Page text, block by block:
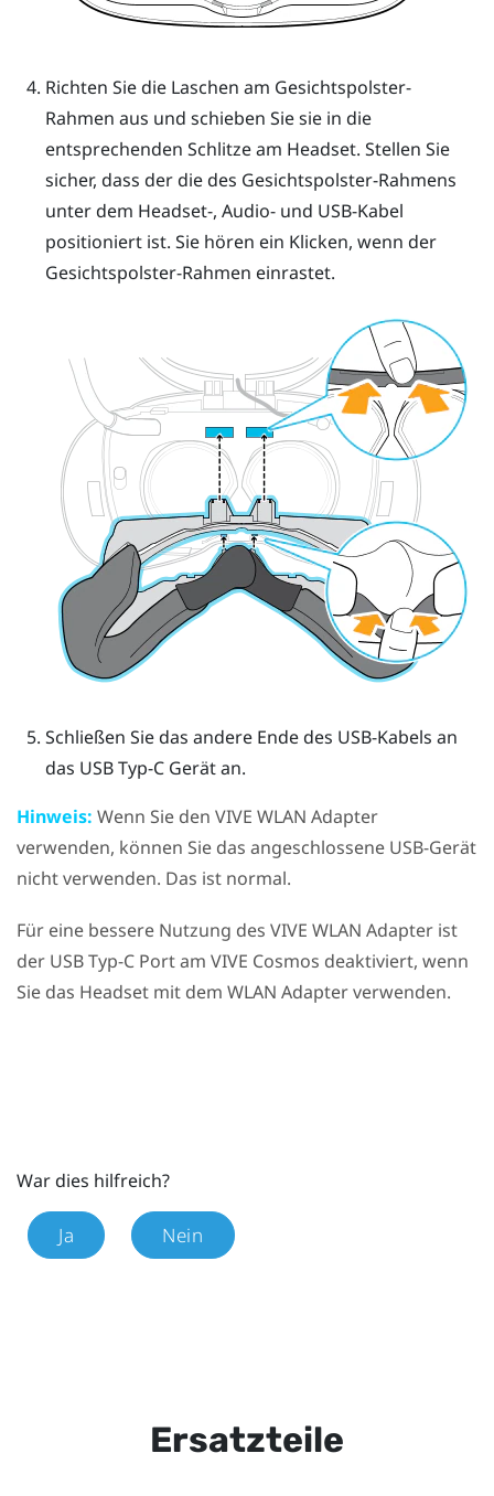
Richten Sie die Laschen am Gesichtspolster-
Rahmen aus und schieben Sie sie in die
entsprechenden Schlitze am Headset. Stellen Sie
sicher, dass der die des Gesichtspolster-Rahmens
unter dem Headset-, Audio- und USB-Kabel
positioniert ist. Sie hören ein Klicken, wenn der
Gesichtspolster-Rahmen einrastet.
Schließen Sie das andere Ende des USB-Kabels an
das USB Typ-C Gerät an.
Hinweis: Wenn Sie den VIVE WLAN Adapter
verwenden, können Sie das angeschlossene USB-Gerät
nicht verwenden. Das ist normal.
Für eine bessere Nutzung des VIVE WLAN Adapter ist
der USB Typ-C Port am VIVE Cosmos deaktiviert, wenn
Sie das Headset mit dem WLAN Adapter verwenden.
War dies hilfreich?
Ja Nein
Ersatzteile